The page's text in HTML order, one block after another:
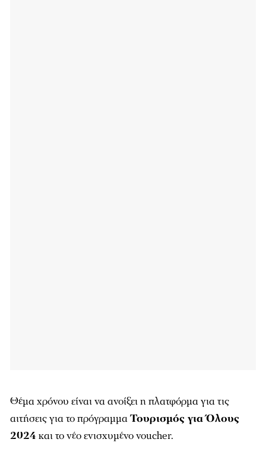
Θέμα χρόνου είναι να ανοίξει η πλατφόρμα για τις
αιτήσεις για το πρόγραμμαΤουρισμός για Όλους
2024 και το νέο ενισχυμένο voucher.